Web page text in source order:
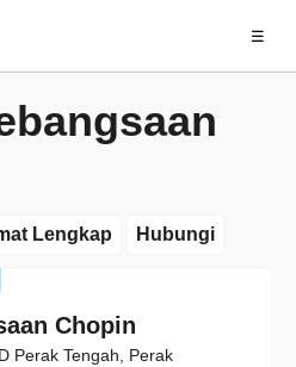
☰
Lengkap Hubungi
Chopin
Perak Tengah, Perak